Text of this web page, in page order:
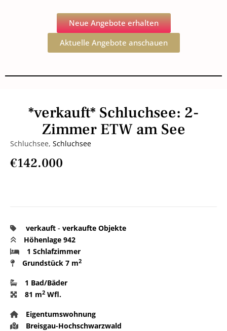
Neue Angebote erhalten
Aktuelle Angebote anschauen
*verkauft* Schluchsee: 2-
Zimmer ETW am See
Schluchsee, Schluchsee
€142.000
verkauft - verkaufte Objekte
Höhenlage 942
1 Schlafzimmer
Grundstück 7 m2
1 Bad/Bäder
81 m2 Wfl.
Eigentumswohnung
Breisgau-Hochschwarzwald